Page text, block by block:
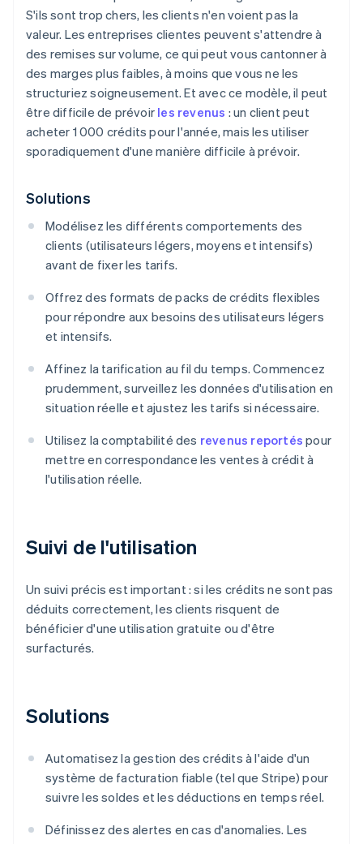
S'ils sont trop chers, les clients n'en voient pas la
valeur. Les entreprises clientes peuvent s'attendre à
des remises sur volume, ce qui peut vous cantonner à
des marges plus faibles, à moins que vous ne les
structuriez soigneusement. Et avec ce modèle, il peut
être difficile de prévoir les revenus : un client peut
acheter 1 000 crédits pour l'année, mais les utiliser
sporadiquement d'une manière difficile à prévoir.
Solutions
Modélisez les différents comportements des
clients (utilisateurs légers, moyens et intensifs)
avant de fixer les tarifs.
Offrez des formats de packs de crédits flexibles
pour répondre aux besoins des utilisateurs légers
et intensifs.
Affinez la tarification au fil du temps. Commencez
prudemment, surveillez les données d'utilisation en
situation réelle et ajustez les tarifs si nécessaire.
Utilisez la comptabilité des revenus reportés pour
mettre en correspondance les ventes à crédit à
l'utilisation réelle.
Suivi de l'utilisation
Un suivi précis est important : si les crédits ne sont pas
déduits correctement, les clients risquent de
bénéficier d'une utilisation gratuite ou d'être
surfacturés.
Solutions
Automatisez la gestion des crédits à l'aide d'un
système de facturation fiable (tel que Stripe) pour
suivre les soldes et les déductions en temps réel.
Définissez des alertes en cas d'anomalies. Les